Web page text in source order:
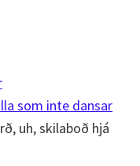
som inte dansar
uh, skilaboð hjá